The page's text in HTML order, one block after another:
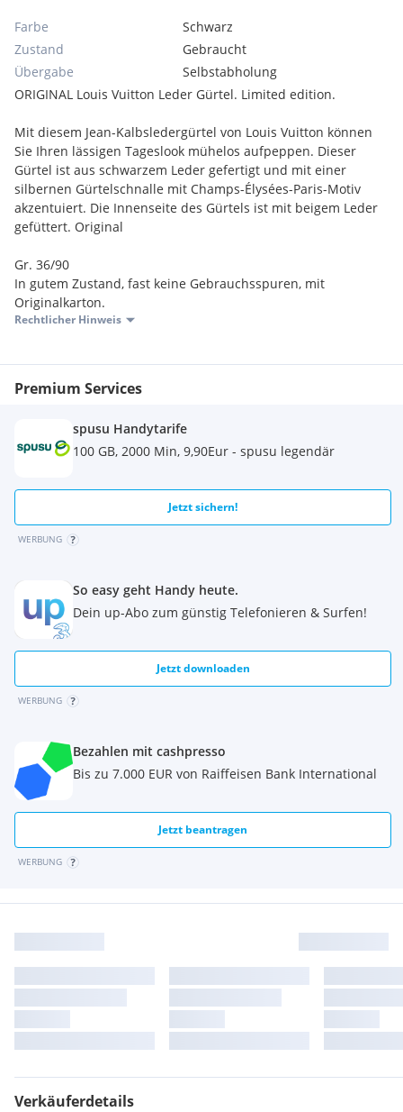
Farbe
Schwarz
Zustand
Gebraucht
Übergabe
Selbstabholung
ORIGINAL Louis Vuitton Leder Gürtel. Limited edition.
Mit diesem Jean-Kalbsledergürtel von Louis Vuitton können
Sie Ihren lässigen Tageslook mühelos aufpeppen. Dieser
Gürtel ist aus schwarzem Leder gefertigt und mit einer
silbernen Gürtelschnalle mit Champs-Élysées-Paris-Motiv
akzentuiert. Die Innenseite des Gürtels ist mit beigem Leder
gefüttert. Original
Gr. 36/90
In gutem Zustand, fast keine Gebrauchsspuren, mit
Originalkarton.
Rechtlicher Hinweis
Premium Services
spusu Handytarife
100 GB, 2000 Min, 9,90Eur - spusu legendär
Jetzt sichern!
WERBUNG
So easy geht Handy heute.
Dein up-Abo zum günstig Telefonieren & Surfen!
Jetzt downloaden
WERBUNG
Bezahlen mit cashpresso
Bis zu 7.000 EUR von Raiffeisen Bank International
Jetzt beantragen
WERBUNG
Verkäuferdetails